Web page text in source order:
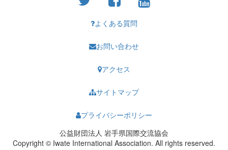
よくある質問
お問い合わせ
アクセス
サイトマップ
プライバシーポリシー
公益財団法人 岩手県国際交流協会
Copyright © Iwate International Association. All rights reserved.